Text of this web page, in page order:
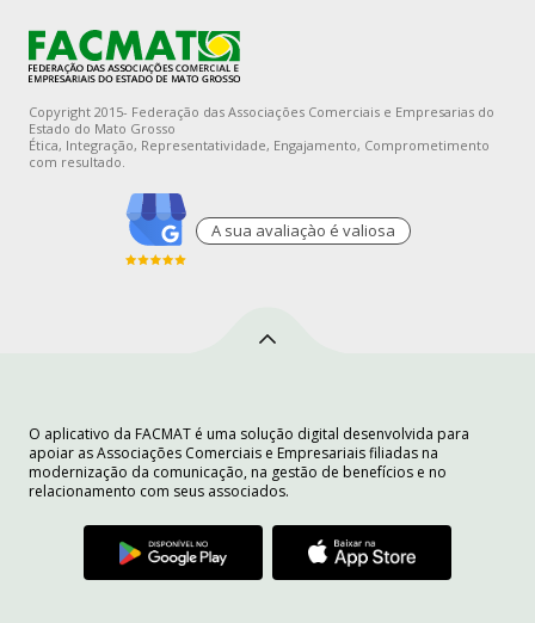
Copyright 2015- Federação das Associações Comerciais e Empresarias do
Estado do Mato Grosso
Ética, Integração, Representatividade, Engajamento, Comprometimento
com resultado.
A sua avaliaçào é valiosa
O aplicativo da FACMAT é uma solução digital desenvolvida para
apoiar as Associações Comerciais e Empresariais filiadas na
modernização da comunicação, na gestão de benefícios e no
relacionamento com seus associados.